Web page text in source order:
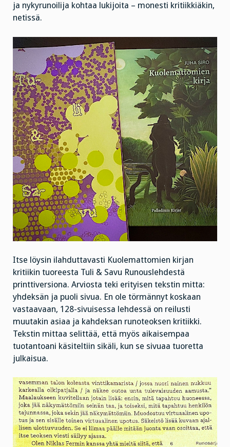
ja nykyrunoilija kohtaa lukijoita – monesti kritiikkiäkin,
netissä.
Itse löysin ilahduttavasti Kuolemattomien kirjan
kritiikin tuoreesta Tuli & Savu Runouslehdestä
printtiversiona. Arviosta teki erityisen tekstin mitta:
yhdeksän ja puoli sivua. En ole törmännyt koskaan
vastaavaan, 128-sivuisessa lehdessä on reilusti
muutakin asiaa ja kahdeksan runoteoksen kritiikki.
Tekstin mittaa selittää, että myös aikaisempaa
tuotantoani käsiteltiin sikäli, kun se sivuaa tuoretta
julkaisua.